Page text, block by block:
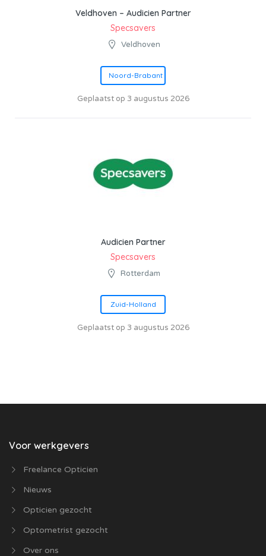
Veldhoven – Audicien Partner
Specsavers
Veldhoven
Noord-Brabant
Geplaatst op 3 augustus 2026
Audicien Partner
Specsavers
Rotterdam
Zuid-Holland
Geplaatst op 3 augustus 2026
Voor werkgevers
Freelance Opticien
Nieuws
Opticien gezocht
Optometrist gezocht
Over ons